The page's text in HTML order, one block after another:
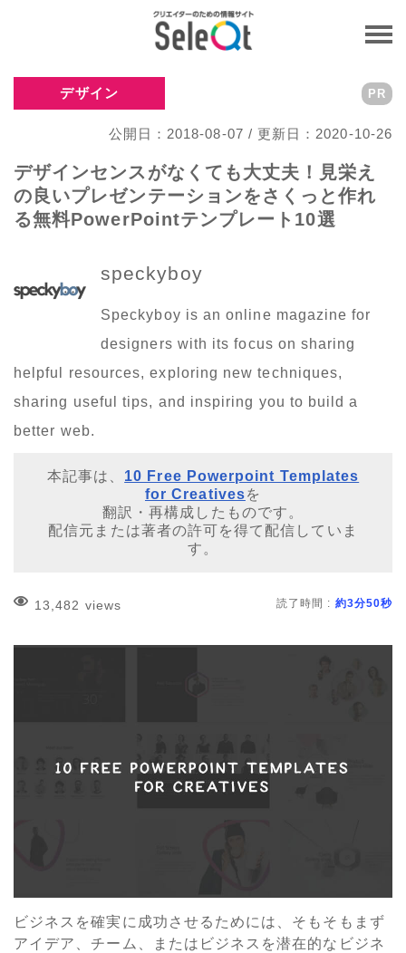
デザイン
公開日：2018-08-07 / 更新日：2020-10-26
PR
デザインセンスがなくても大丈夫！見栄え
の良いプレゼンテーションをさくっと作れ
る無料PowerPointテンプレート10選
speckyboy
Speckyboy is an online magazine for
designers with its focus on sharing
helpful resources, exploring new techniques,
sharing useful tips, and inspiring you to build a
better web.
本記事は、 10 Free Powerpoint Templates
for Creativesを
翻訳・再構成したものです。
配信元または著者の許可を得て配信していま
す。
13,482 views 読了時間 : 約3分50秒
ビジネスを確実に成功させるためには、そもそもまず
アイデア、チーム、またはビジネスを潜在的なビジネ